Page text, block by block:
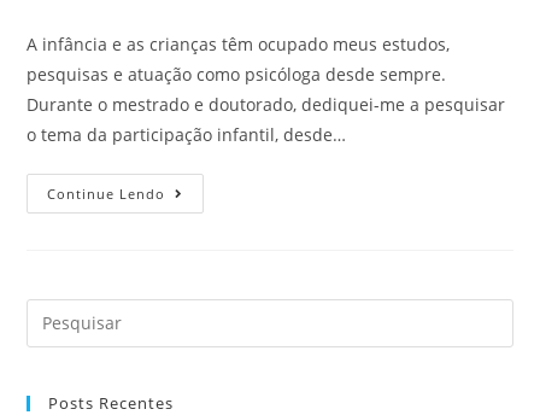
A infância e as crianças têm ocupado meus estudos,
pesquisas e atuação como psicóloga desde sempre.
Durante o mestrado e doutorado, dediquei-me a pesquisar
o tema da participação infantil, desde…
Continue Lendo
Posts Recentes